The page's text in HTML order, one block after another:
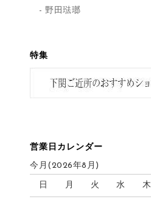
野田琺瑯
特集
営業日カレンダー
今月(2026年8月)
日 月 火 水 木